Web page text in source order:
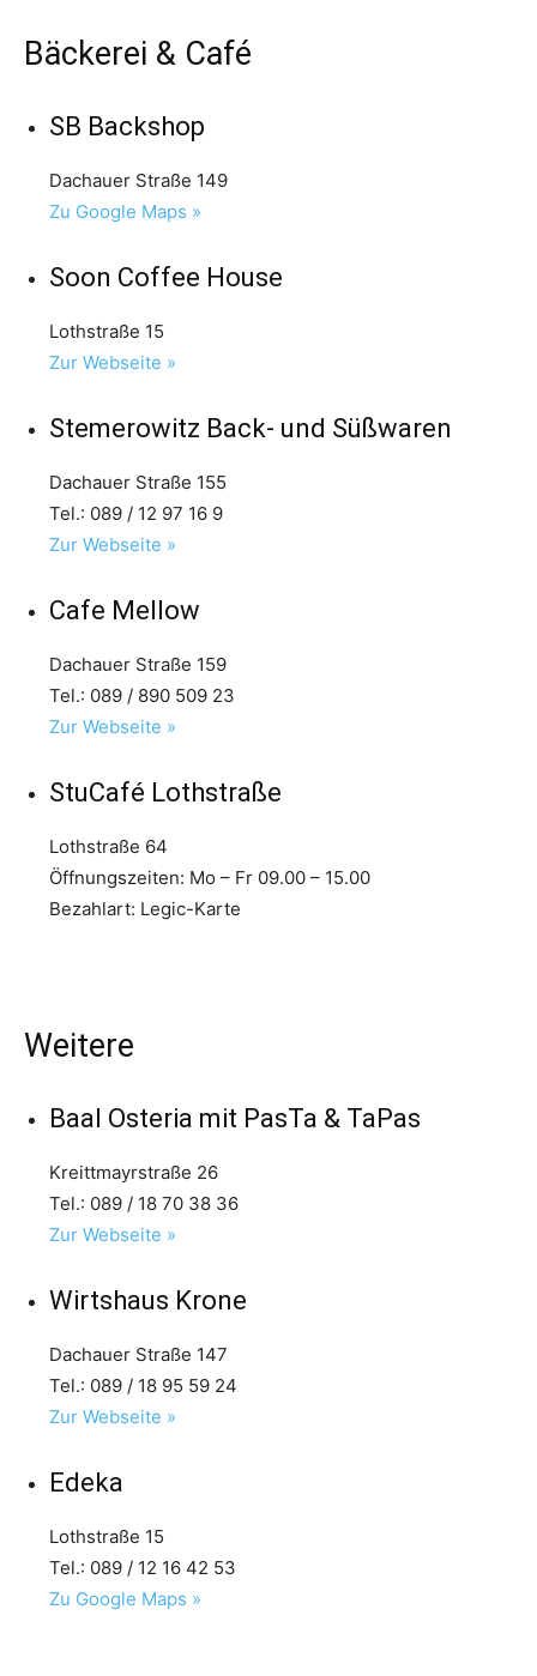
Bäckerei & Café
SB Backshop
Dachauer Straße 149
Zu Google Maps »
Soon Coffee House
Lothstraße 15
Zur Webseite »
Stemerowitz Back- und Süßwaren
Dachauer Straße 155
Tel.: 089 / 12 97 16 9
Zur Webseite »
Cafe Mellow
Dachauer Straße 159
Tel.: 089 / 890 509 23
Zur Webseite »
StuCafé Lothstraße
Lothstraße 64
Öffnungszeiten: Mo – Fr 09.00 – 15.00
Bezahlart: Legic-Karte
Weitere
Baal Osteria mit PasTa & TaPas
Kreittmayrstraße 26
Tel.: 089 / 18 70 38 36
Zur Webseite »
Wirtshaus Krone
Dachauer Straße 147
Tel.: 089 / 18 95 59 24
Zur Webseite »
Edeka
Lothstraße 15
Tel.: 089 / 12 16 42 53
Zu Google Maps »